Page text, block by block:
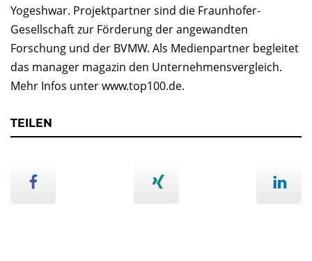
Yogeshwar. Projektpartner sind die Fraunhofer-
Gesellschaft zur Förderung der angewandten
Forschung und der BVMW. Als Medienpartner begleitet
das manager magazin den Unternehmensvergleich.
Mehr Infos unter www.top100.de.
TEILEN